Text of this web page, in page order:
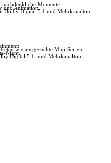
Momente.
und Animation.
Dolby Digital 5.1 und Mehrkanalton.
wie ausgesuchte Mini-Serien.
Night.
Digital 5.1. und Mehrkanalton.